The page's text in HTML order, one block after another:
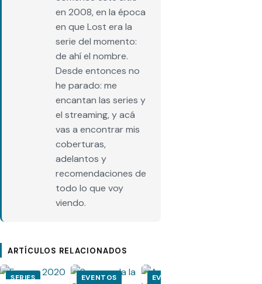
en 2008, en la época
en que Lost era la
serie del momento:
de ahí el nombre.
Desde entonces no
he parado: me
encantan las series y
el streaming, y acá
vas a encontrar mis
coberturas,
adelantos y
recomendaciones de
todo lo que voy
viendo.
ARTÍCULOS RELACIONADOS
SERIES EVENTOS EVENTOS